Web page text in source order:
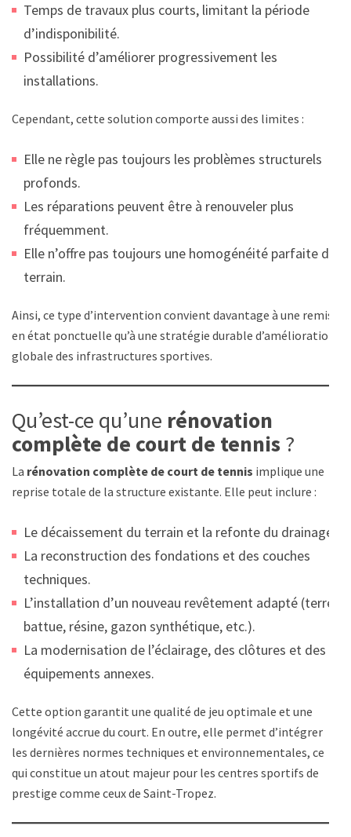
Temps de travaux plus courts, limitant la période
d’indisponibilité.
Possibilité d’améliorer progressivement les
installations.
Cependant, cette solution comporte aussi des limites :
Elle ne règle pas toujours les problèmes structurels
profonds.
Les réparations peuvent être à renouveler plus
fréquemment.
Elle n’offre pas toujours une homogénéité parfaite du
terrain.
Ainsi, ce type d’intervention convient davantage à une remise
en état ponctuelle qu’à une stratégie durable d’amélioration
globale des infrastructures sportives.
Qu’est-ce qu’une rénovation
complète de court de tennis?
La rénovation complète de court de tennis implique une
reprise totale de la structure existante. Elle peut inclure :
Le décaissement du terrain et la refonte du drainage.
La reconstruction des fondations et des couches
techniques.
L’installation d’un nouveau revêtement adapté (terre
battue, résine, gazon synthétique, etc.).
La modernisation de l’éclairage, des clôtures et des
équipements annexes.
Cette option garantit une qualité de jeu optimale et une
longévité accrue du court. En outre, elle permet d’intégrer
les dernières normes techniques et environnementales, ce
qui constitue un atout majeur pour les centres sportifs de
prestige comme ceux de Saint-Tropez.